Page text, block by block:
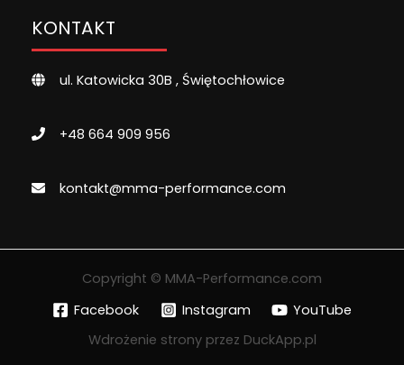
KONTAKT
ul. Katowicka 30B , Świętochłowice
+48 664 909 956
kontakt@mma-performance.com
Copyright © MMA-Performance.com
Facebook
Instagram
YouTube
Wdrożenie strony przez DuckApp.pl